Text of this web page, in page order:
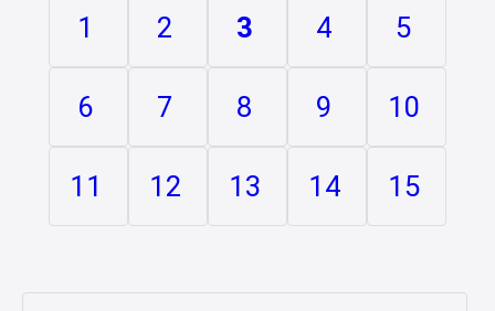
1 2 3 4 5
6 7 8 9 10
11 12 13 14 15